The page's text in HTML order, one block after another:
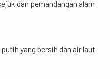
dan pemandangan alam
yang bersih dan air laut